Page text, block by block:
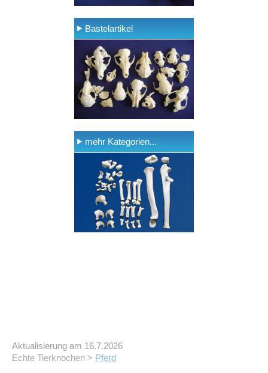
Bastelartikel
mehr Kategorien...
Aktualisierung am 16.7.2026
Echte Tierknochen > Pferd